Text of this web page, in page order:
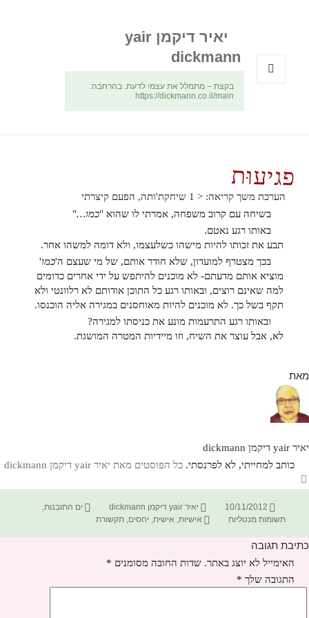
יאיר דיקמן yair
dickmann
בקצת – מתמלל את עצמי לדעת. בהרחבה:
https://dickmann.co.il/main
פגיעוּת
הערכת משך קריאה: < 1
שיחקת'ותה, הפעם קיצרתי
בשיחה עם קרוב משפחה, אמרתי לו שהוא "כמו…"
באותו רגע נאטם.
תבע את זכותו להיות מישהו כשלעצמו, ולא דומה למשהו אחר.
בכך מצטרף למועדון, שלא חודר אותם, של מי שעצם ה'כמו'
מוציא אותם מדעתם- לא מוכנים להיתפש על ידי אחרים כדומים
למה שאינם רוצים, ובאותו רגע כל התוכן אודותם לא רלוונטי ולא
תקף בשל כך. לא מוכנים להיות מאוחסנים במגירה אליה הוכנסו.
ובאותו רגע התרעמות מונע את כניסתו למגירה?
לא, אבל עוצר את השיח, וזו מיידיות המטרה המושגת.
מאת
יאיר yair דיקמן dickmann
כותב למחייתי, לא לפרנסתי. כל הפוסטים מאת יאיר yair דיקמן dickmann‏
פורסם
בתאריך
10/11/2012 מחבר
יאיר yair דיקמן dickmann קטגוריות
ים התובנות,
תשומות מנטליות
תגיות
אישיות, אישית, יחסים,תקשורת
כתיבת תגובה
האימייל לא יוצג באתר. שדות החובה מסומנים *
התגובה שלך *